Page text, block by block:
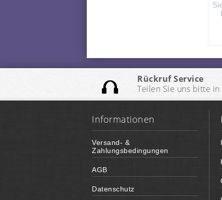
Rückruf Service
Teilen Sie uns bitte
Informationen
Versand- &
Zahlungsbedingungen
AGB
Datenschutz